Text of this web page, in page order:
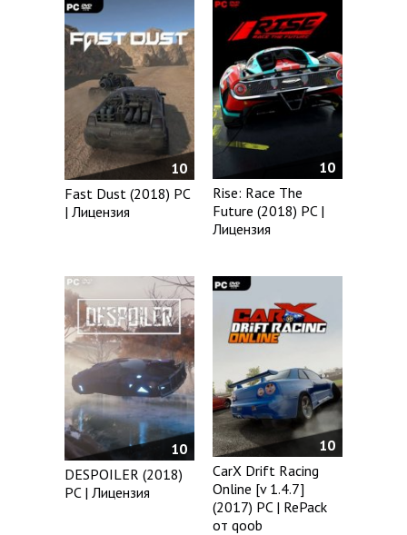
10
Fast Dust (2018) PC
| Лицензия
10
Rise: Race The
Future (2018) PC |
Лицензия
10
DESPOILER (2018)
PC | Лицензия
10
CarX Drift Racing
Online [v 1.4.7]
(2017) PC | RePack
от qoob